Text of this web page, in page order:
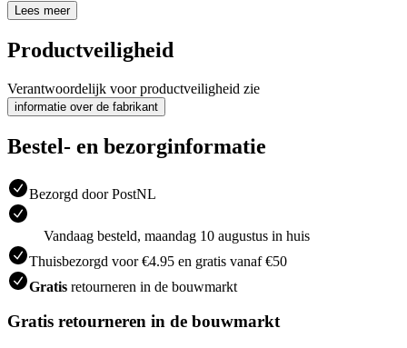
Lees meer
Productveiligheid
Verantwoordelijk voor productveiligheid zie
informatie over de fabrikant
Bestel- en bezorginformatie
Bezorgd door PostNL
Vandaag besteld, maandag 10 augustus in huis
Thuisbezorgd voor €4.95 en gratis vanaf €50
Gratis retourneren in de bouwmarkt
Gratis retourneren in de bouwmarkt